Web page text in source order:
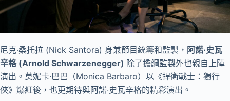
尼克·桑托拉 (Nick Santora) 身兼節目統籌和監製， 阿諾·史瓦
辛格 (Arnold Schwarzenegger) 除了擔綱監製外也親自上陣
演出。莫妮卡·巴巴（Monica Barbaro）以《捍衛戰士：獨行
俠》爆紅後，也更期待與阿諾·史瓦辛格的精彩演出。